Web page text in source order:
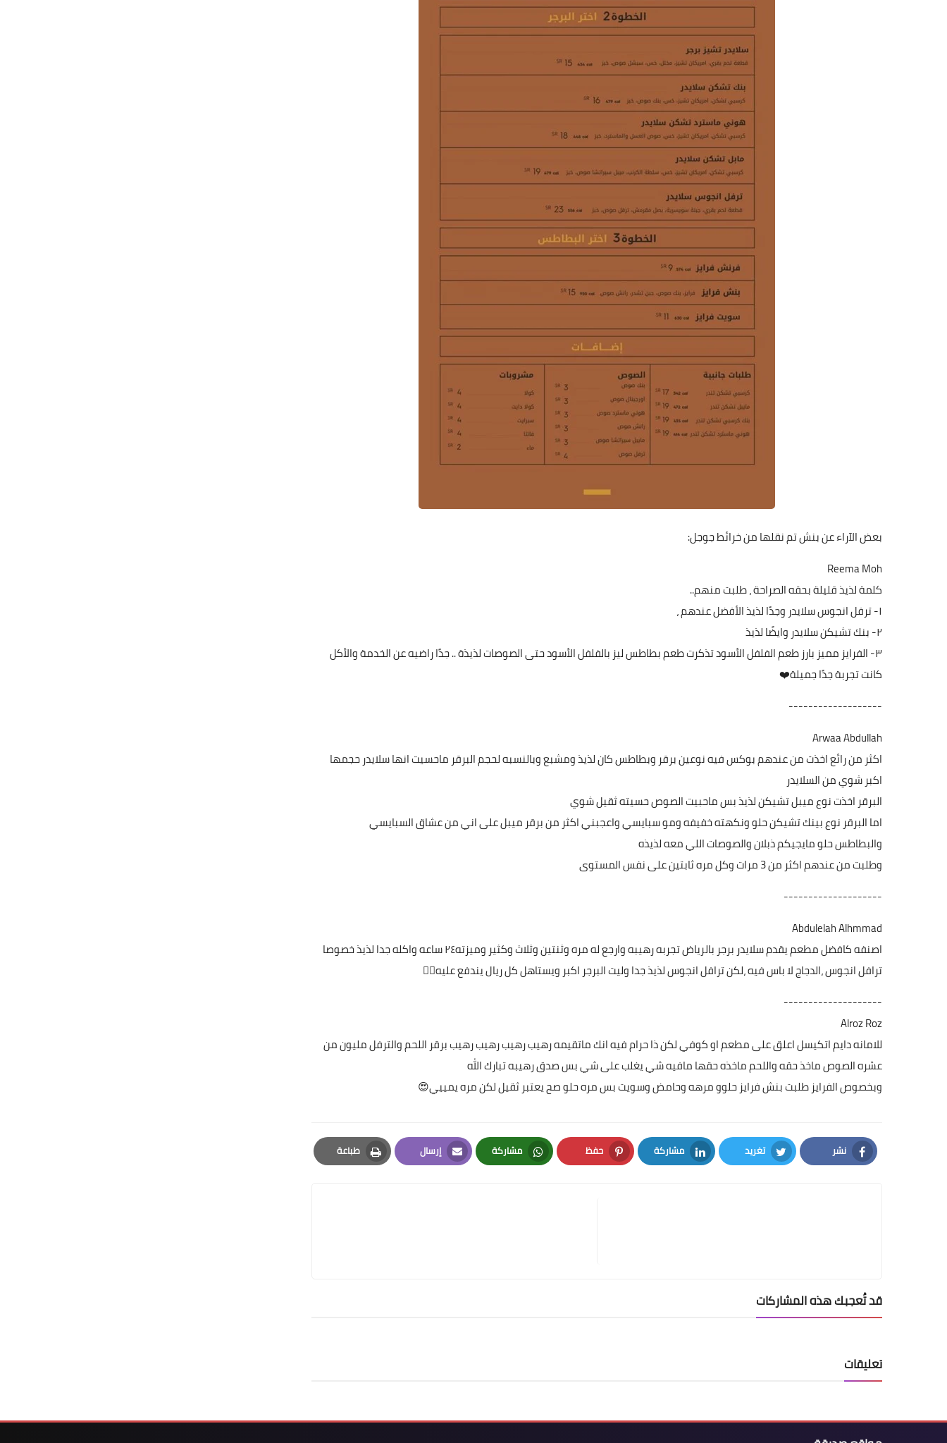
بعض الآراء عن بنش تم نقلها من خرائط جوجل:
Reema Moh
كلمة لذيذ قليلة بحقه الصراحة ، طلبت منهم..
١- ترفل انجوس سلايدر وجدًا لذيذ الأفضل عندهم ،
٢- بنك تشيكن سلايدر وايضًا لذيذ
٣- الفرايز مميز بارز طعم الفلفل الأسود تذكرت طعم بطاطس ليز بالفلفل الأسود حتى الصوصات لذيذة .. جدًا راضيه عن الخدمة والأكل
كانت تجربة جدًا جميلة❤️
-------------------
Arwaa Abdullah
اكثر من رائع اخذت من عندهم بوكس فيه نوعين برقر وبطاطس كان لذيذ ومشبع وبالنسبه لحجم البرقر ماحسيت انها سلايدر حجمها
اكبر شوي من السلايدر
البرقر اخذت نوع ميبل تشيكن لذيذ بس ماحبيت الصوص حسيته ثقيل شوي
اما البرقر نوع بينك تشيكن حلو ونكهته خفيفه ومو سبايسي واعجبني اكثر من برقر ميبل على اني من عشاق السبايسي
والبطاطس حلو مايجيكم ذبلان والصوصات اللي معه لذيذه
وطلبت من عندهم اكثر من 3 مرات وكل مره ثابتين على نفس المستوى
--------------------
Abdulelah Alhmmad
اصنفه كافضل مطعم يقدم سلايدر برجر بالرياض تجربه رهيبه وارجع له مره وثنتين وثلاث وكثير وميزته٢٤ ساعه واكله جدا لذيذ خصوصا
ترافل انجوس ،الدجاج لا باس فيه ،لكن ترافل انجوس لذيذ جدا وليت البرجر اكبر ويستاهل كل ريال يندفع عليه👌🏻
--------------------
Alroz Roz
للامانه دايم اتكيسل اعلق على مطعم او كوفي لكن ذا حرام فيه انك ماتقيمه رهيب رهيب رهيب رهيب برقر اللحم والترفل مليون من
عشره الصوص ماخذ حقه واللحم ماخذه حقها مافيه شي يغلب على شي بس صدق رهيبه تبارك الله
وبخصوص الفرايز طلبت بنش فرايز حلوو مرهه وحامض وسويت بس مره حلو صح يعتبر ثقيل لكن مره يمييي😍
نشر
Facebook
تغريد
Twitter
مشاركة
LinkedIn
حفظ
Pinterest
مشاركة
Whatsapp
إرسال
Email
طباعة
Print
قد تُعجبك هذه المشاركات
تعليقات